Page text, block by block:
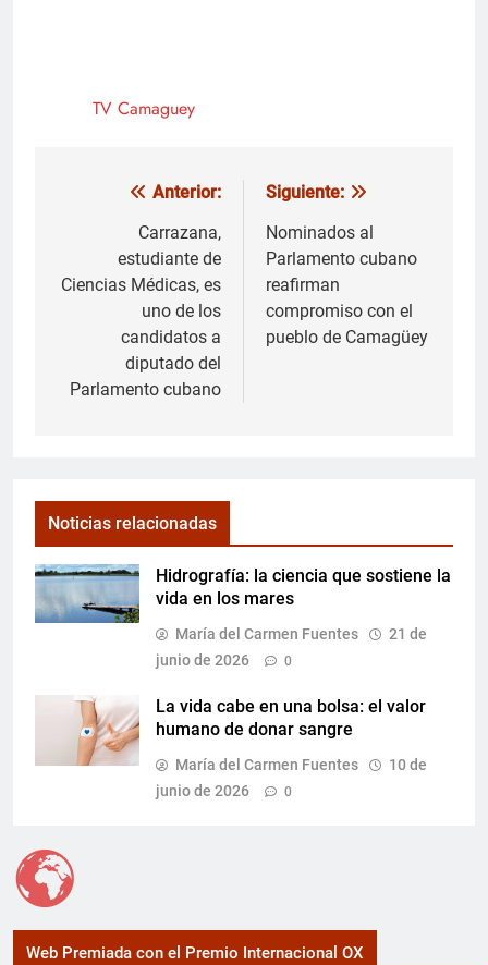
TV Camaguey
Navegación
entradas
Anterior:
Carrazana,
estudiante de
Ciencias Médicas, es
uno de los
candidatos a
diputado del
Parlamento cubano
Siguiente:
Nominados al
Parlamento cubano
reafirman
compromiso con el
pueblo de Camagüey
Noticias relacionadas
Hidrografía: la ciencia que sostiene la
vida en los mares
María del Carmen Fuentes
21 de
junio de 2026
0
La vida cabe en una bolsa: el valor
humano de donar sangre
María del Carmen Fuentes
10 de
junio de 2026
0
Web Premiada con el Premio Internacional OX